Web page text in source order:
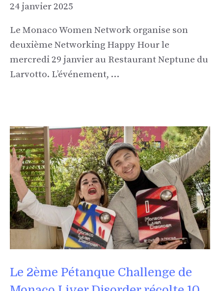
24 janvier 2025
Le Monaco Women Network organise son
deuxième Networking Happy Hour le
mercredi 29 janvier au Restaurant Neptune du
Larvotto. L’événement, …
Le 2ème Pétanque Challenge de